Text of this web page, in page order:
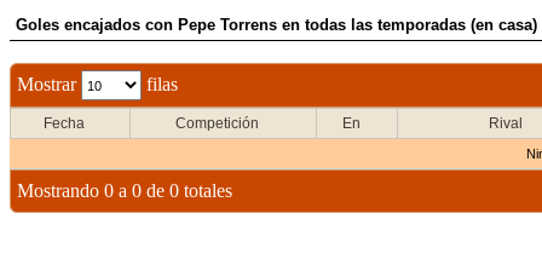
Goles encajados con Pepe Torrens en todas las temporadas (en casa)
Mostrar filas
Fecha Competición En Rival
Mostrando 0 a 0 de 0 totales